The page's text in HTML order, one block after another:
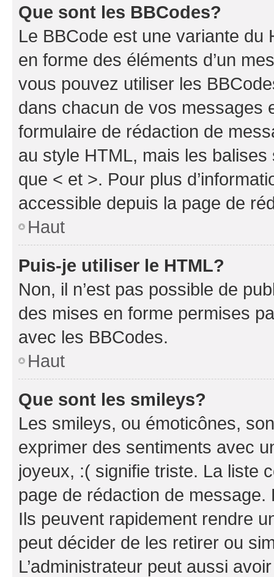
Que sont les BBCodes?
Le BBCode est une variante du
en forme des éléments d’un
vous pouvez utiliser les
dans chacun de vos messages
formulaire de rédaction de
au style HTML, mais les
que < et >. Pour plus
accessible depuis la page de
Haut
Puis-je utiliser le HTML?
Non, il n’est pas possible de
des mises en forme permises
avec les BBCodes.
Haut
Que sont les smileys?
Les smileys, ou émoticônes,
exprimer des sentiments avec
joyeux, :( signifie triste. La liste
page de rédaction de
Ils peuvent rapidement rendre
peut décider de les retirer ou
L’administrateur peut aussi